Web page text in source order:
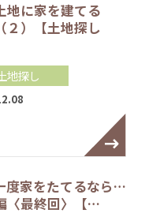
地に家を建てる
２）【土地探し
地探し
度家をたてるなら…
〈最終回〉【…